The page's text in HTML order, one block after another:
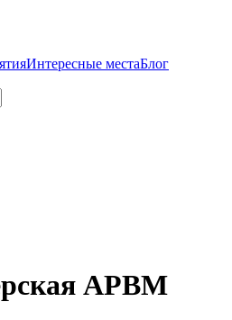
Интересные местаБлог
АРВМ